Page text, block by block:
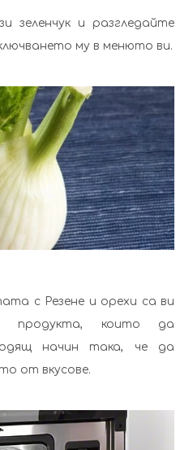
зеленчук и разгледайте
му в менюто ви.
с Резене и орехи са ви
продукта, които да
начин така, че да
от вкусове.